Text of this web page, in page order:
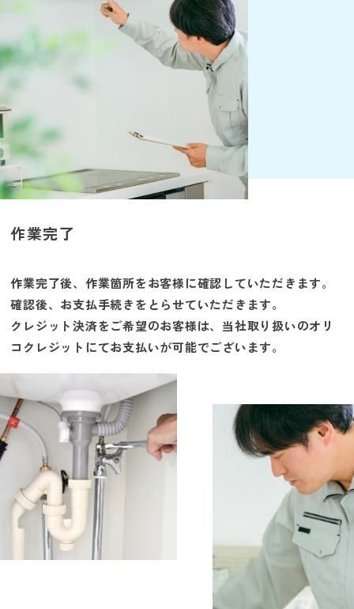
作業完了
作業完了後、作業箇所をお客様に確認していただきます。
確認後、お支払手続きをとらせていただきます。
クレジット決済をご希望のお客様は、当社取り扱いのオリ
コクレジットにてお支払いが可能でございます。